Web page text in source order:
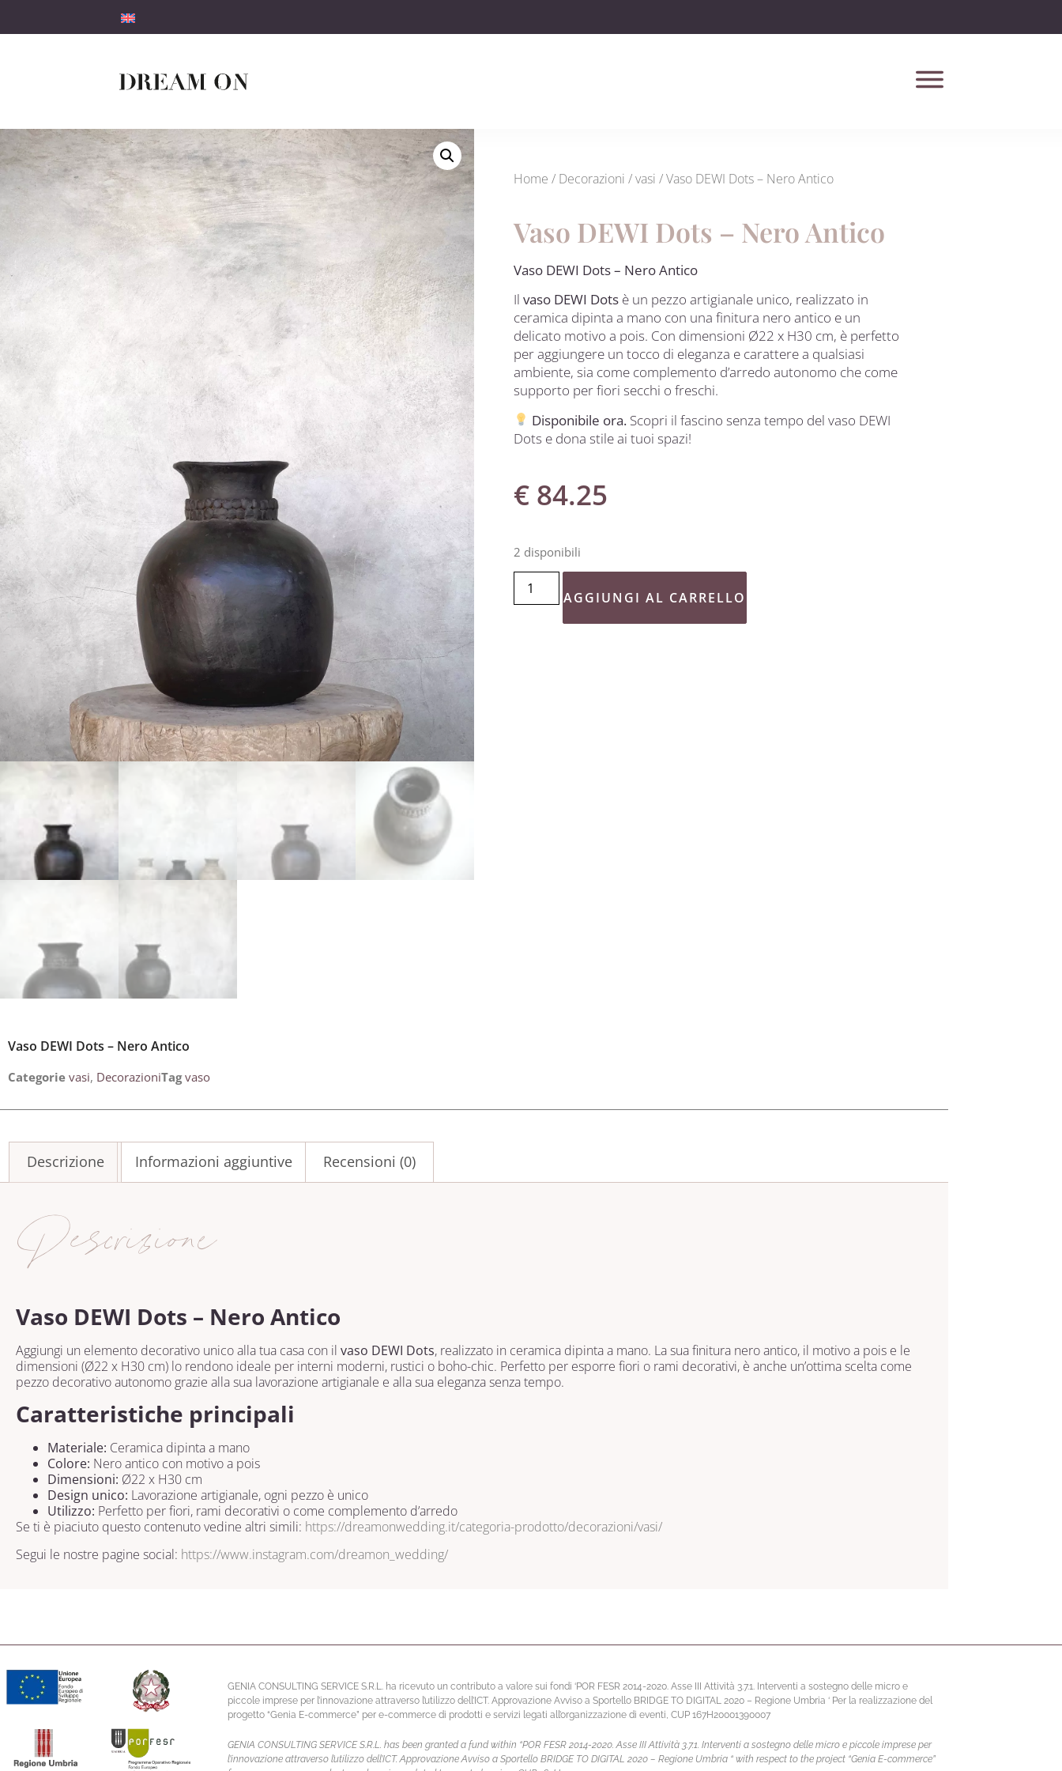
Home / Decorazioni /vasi / Vaso DEWI Dots – Nero Antico
Vaso DEWI Dots – Nero Antico
Vaso DEWI Dots – Nero Antico
Il vaso DEWI Dots è un pezzo artigianale unico, realizzato in
ceramica dipinta a mano con una finitura nero antico e un
delicato motivo a pois. Con dimensioni Ø22 x H30 cm, è perfetto
per aggiungere un tocco di eleganza e carattere a qualsiasi
ambiente, sia come complemento d’arredo autonomo che come
supporto per fiori secchi o freschi.
Disponibile ora. Scopri il fascino senza tempo del vaso DEWI
Dots e dona stile ai tuoi spazi!
€ 84.25
2 disponibili
AGGIUNGI AL CARRELLO
Vaso DEWI Dots – Nero Antico
Categorie vasi, DecorazioniTag vaso
Descrizione Informazioni aggiuntive Recensioni (0)
Descrizione
Vaso DEWI Dots – Nero Antico
Aggiungi un elemento decorativo unico alla tua casa con il vaso DEWI Dots, realizzato in ceramica dipinta a mano. La sua finitura nero antico, il motivo a pois e le
dimensioni (Ø22 x H30 cm) lo rendono ideale per interni moderni, rustici o boho-chic. Perfetto per esporre fiori o rami decorativi, è anche un’ottima scelta come
pezzo decorativo autonomo grazie alla sua lavorazione artigianale e alla sua eleganza senza tempo.
Caratteristiche principali
Materiale: Ceramica dipinta a mano
Colore: Nero antico con motivo a pois
Dimensioni: Ø22 x H30 cm
Design unico: Lavorazione artigianale, ogni pezzo è unico
Utilizzo: Perfetto per fiori, rami decorativi o come complemento d’arredo
Se ti è piaciuto questo contenuto vedine altri simili: https://dreamonwedding.it/categoria-prodotto/decorazioni/vasi/
Segui le nostre pagine social: https://www.instagram.com/dreamon_wedding/
GENIA CONSULTING SERVICE S.R.L. ha ricevuto un contributo a valore sui fondi ‘POR FESR 2014-2020. Asse III Attività 3.7.1. Interventi a sostegno delle micro e
piccole imprese per l’innovazione attraverso l’utilizzo dell’ICT. Approvazione Avviso a Sportello BRIDGE TO DIGITAL 2020 – Regione Umbria ‘ Per la realizzazione del
progetto “Genia E-commerce” per e-commerce di prodotti e servizi legati all’organizzazione di eventi, CUP 167H20001390007
GENIA CONSULTING SERVICE S.R.L. has been granted a fund within “POR FESR 2014-2020. Asse III Attività 3.7.1. Interventi a sostegno delle micro e piccole imprese per
l’innovazione attraverso l’utilizzo dell’ICT. Approvazione Avviso a Sportello BRIDGE TO DIGITAL 2020 – Regione Umbria “ with respect to the project “Genia E-commerce”